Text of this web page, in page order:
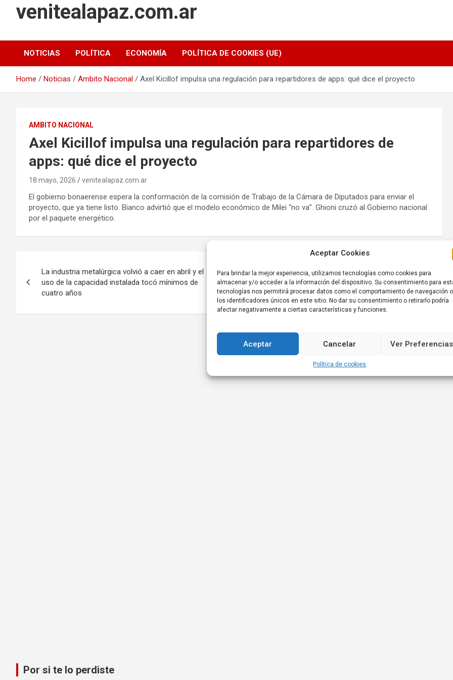
Aceptar Cookies
Para brindar la mejor experiencia, utilizamos tecnologías como cookies para
almacenar y/o acceder a la información del dispositivo. Su consentimiento para
tecnologías nos permitirá procesar datos como el comportamiento de navegación o
los identificadores únicos en este sitio. No dar su consentimiento o retirarlo podría
afectar negativamente a ciertas características y funciones.
Aceptar Cancelar Ver Preferencias
Política de cookies
venitealapaz.com.ar
NOTICIAS POLÍTICA ECONOMÍA POLÍTICA DE COOKIES (UE)
Home Noticias Ambito Nacional Axel Kicillof impulsa una regulación para repartidores de apps: qué dice el proyecto
AMBITO NACIONAL
Axel Kicillof impulsa una regulación para repartidores de
apps: qué dice el proyecto
18 mayo, 2026 venitealapaz.com.ar
El gobierno bonaerense espera la conformación de la comisión de Trabajo de la Cámara de Diputados para enviar el
proyecto, que ya tiene listo. Bianco advirtió que el modelo económico de Milei “no va”. Ghioni cruzó al Gobierno nacional
por el paquete energético.
de
La industria metalúrgica volvió a caer en abril y el
uso de la capacidad instalada tocó mínimos de
cuatro años
Plazo fijo: así abren la semana los principales
bancos hoy, lunes 18 de mayo
Por si te lo perdiste